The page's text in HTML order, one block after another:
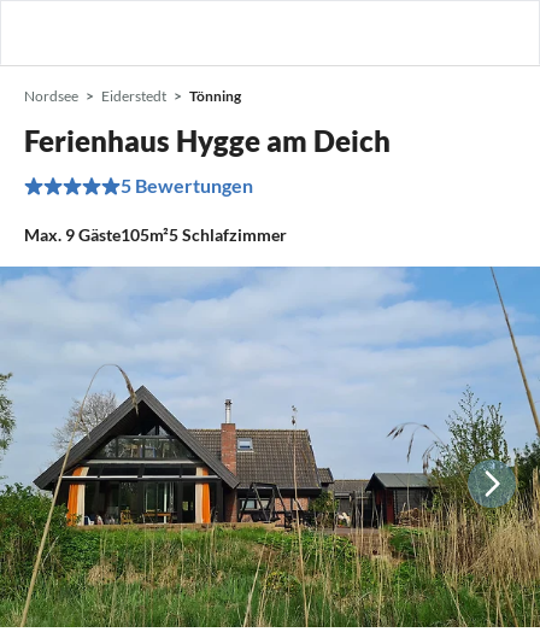
Nordsee Eiderstedt Tönning
Ferienhaus Hygge am Deich
5 Bewertungen
Max. 9Gäste105m²5Schlafzimmer